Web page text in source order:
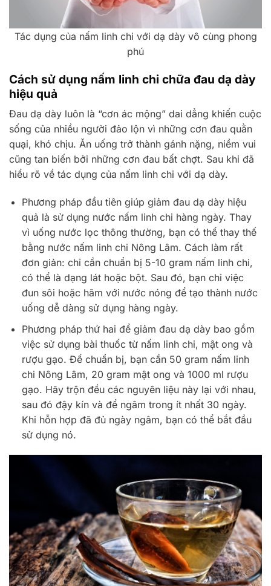
Tác dụng của nấm linh chi với dạ dày vô cùng phong
phú
Cách sử dụng nấm linh chi chữa đau dạ dày
hiệu quả
Đau dạ dày luôn là “cơn ác mộng” dai dẳng khiến cuộc
sống của nhiều người đảo lộn vì những cơn đau quằn
quại, khó chịu. Ăn uống trở thành gánh nặng, niềm vui
cũng tan biến bởi những cơn đau bất chợt. Sau khi đã
hiểu rõ về tác dụng của nấm linh chi với dạ dày.
Phương pháp đầu tiên giúp giảm đau dạ dày hiệu
quả là sử dụng nước nấm linh chi hàng ngày. Thay
vì uống nước lọc thông thường, bạn có thể thay thế
bằng nước nấm linh chi Nông Lâm. Cách làm rất
đơn giản: chỉ cần chuẩn bị 5-10 gram nấm linh chi,
có thể là dạng lát hoặc bột. Sau đó, bạn chỉ việc
đun sôi hoặc hãm với nước nóng để tạo thành nước
uống dễ dàng sử dụng hàng ngày.
Phương pháp thứ hai để giảm đau dạ dày bao gồm
việc sử dụng bài thuốc từ nấm linh chi, mật ong và
rượu gạo. Để chuẩn bị, bạn cần 50 gram nấm linh
chi Nông Lâm, 20 gram mật ong và 1000 ml rượu
gạo. Hãy trộn đều các nguyên liệu này lại với nhau,
sau đó đậy kín và để ngâm trong ít nhất 30 ngày.
Khi hỗn hợp đã đủ ngày ngâm, bạn có thể bắt đầu
sử dụng nó.